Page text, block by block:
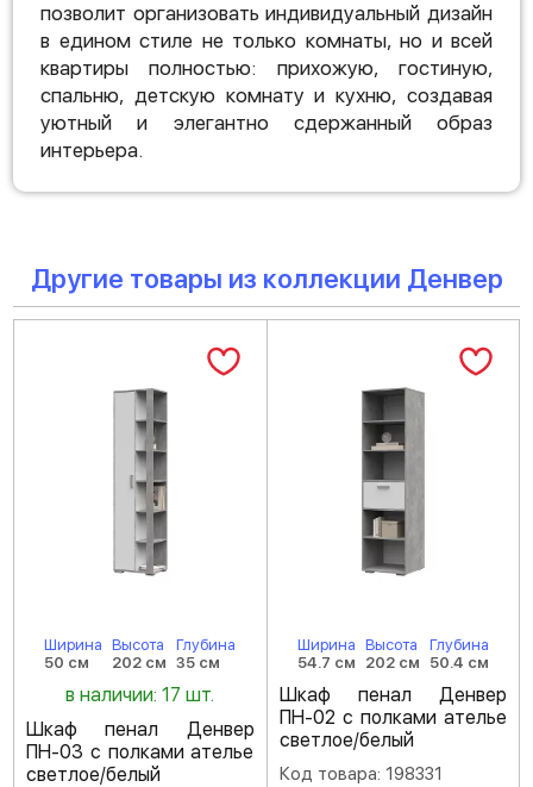
позволит организовать индивидуальный дизайн
в едином стиле не только комнаты, но и всей
квартиры полностью: прихожую, гостиную,
спальню, детскую комнату и кухню, создавая
уютный и элегантно сдержанный образ
интерьера.
Другие товары из коллекции Денвер
Ширина
50 см
Высота
202 см
Глубина
35 см
в наличии: 17 шт.
Шкаф пенал Денвер
ПН-03 с полками ателье
светлое/белый
Ширина
54.7 см
Высота
202 см
Глубина
50.4 см
Шкаф пенал Денвер
ПН-02 с полками ателье
светлое/белый
Код товара: 198331